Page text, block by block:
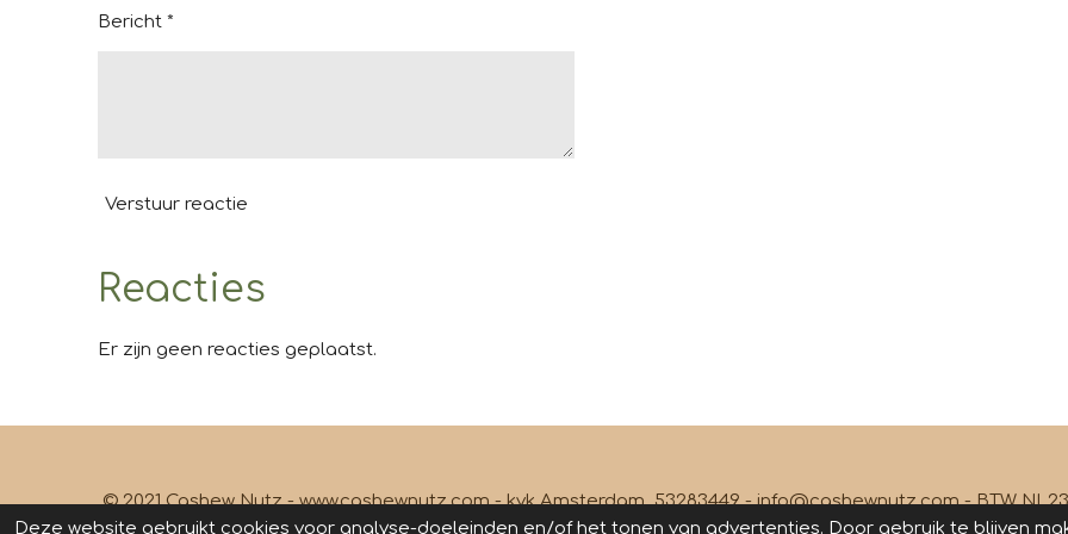
Deze website gebruikt cookies voor analyse-doeleinden en/of het tonen van advertenties. Door gebruik te blijven
Bericht *
Verstuur reactie
Reacties
Er zijn geen reacties geplaatst.
© 2021 Cashew Nutz - www.cashewnutz.com - kvk Amsterdam 53283449 -